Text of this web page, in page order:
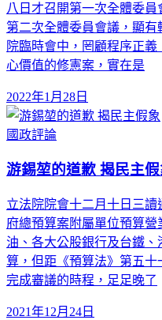
八日才召開第一次全體委
第二次全體委員會議，顯
院臨時會中，罔顧程序正
心價值的修憲案，實在是
2022年1月28日
國政評論
游錫堃的道歉 揭民主
立法院院會十二月十日三
府總預算案附屬單位預算
油、各大公股銀行及台鐵
算，但距《預算法》第五
完成審議的時程，足足晚了
2021年12月24日